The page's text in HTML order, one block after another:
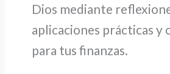
Dios mediante
aplicaciones prácticas y
para tus finanzas.